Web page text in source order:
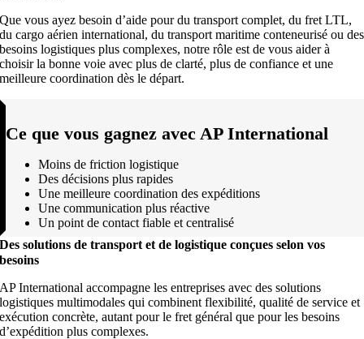
Que vous ayez besoin d’aide pour du transport complet, du fret LTL,
du cargo aérien international, du transport maritime conteneurisé ou des
besoins logistiques plus complexes, notre rôle est de vous aider à
choisir la bonne voie avec plus de clarté, plus de confiance et une
meilleure coordination dès le départ.
Ce que vous gagnez avec AP International
Moins de friction logistique
Des décisions plus rapides
Une meilleure coordination des expéditions
Une communication plus réactive
Un point de contact fiable et centralisé
Des solutions de transport et de logistique conçues selon vos
besoins
AP International accompagne les entreprises avec des solutions
logistiques multimodales qui combinent flexibilité, qualité de service et
exécution concrète, autant pour le fret général que pour les besoins
d’expédition plus complexes.